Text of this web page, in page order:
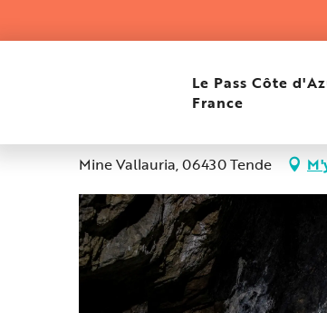
Le Pass Côte
France
13 mai > 4 octobre
Visite de la Mine
Mine Vallauria, 06430 Tende